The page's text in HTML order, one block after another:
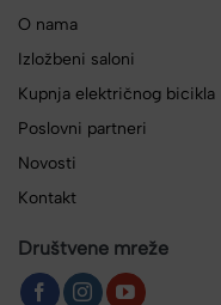
O nama
Izložbeni saloni
Kupnja električnog bicikla
Poslovni partneri
Novosti
Kontakt
Društvene mreže